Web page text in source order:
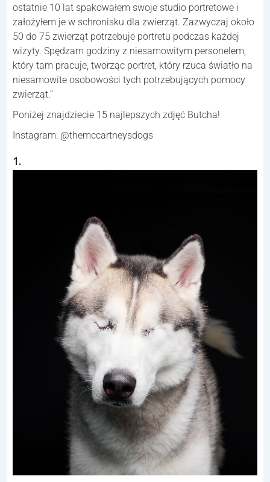
ostatnie 10 lat spakowałem swoje studio portretowe i
założyłem je w schronisku dla zwierząt. Zazwyczaj około
50 do 75 zwierząt potrzebuje portretu podczas każdej
wizyty. Spędzam godziny z niesamowitym personelem,
który tam pracuje, tworząc portret, który rzuca światło na
niesamowite osobowości tych potrzebujących pomocy
zwierząt.”
Poniżej znajdziecie 15 najlepszych zdjęć Butcha!
Instagram: @themccartneysdogs
1.